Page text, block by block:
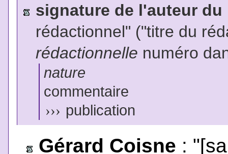
signature de l'auteur
rédactionnel" ("titre du
rédactionnelle numéro
nature
commentaire
››› publication
Gérard Coisne :